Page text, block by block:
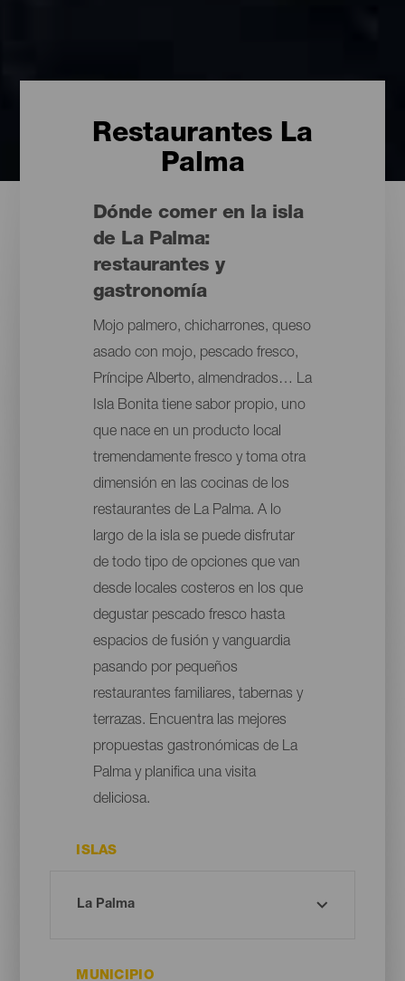
Restaurantes La
Palma
Dónde comer en la isla
de La Palma:
restaurantes y
gastronomía
Mojo palmero, chicharrones, queso
asado con mojo, pescado fresco,
Príncipe Alberto, almendrados… La
Isla Bonita tiene sabor propio, uno
que nace en un producto local
tremendamente fresco y toma otra
dimensión en las cocinas de los
restaurantes de La Palma. A lo
largo de la isla se puede disfrutar
de todo tipo de opciones que van
desde locales costeros en los que
degustar pescado fresco hasta
espacios de fusión y vanguardia
pasando por pequeños
restaurantes familiares, tabernas y
terrazas. Encuentra las mejores
propuestas gastronómicas de La
Palma y planifica una visita
deliciosa.
ISLAS
MUNICIPIO